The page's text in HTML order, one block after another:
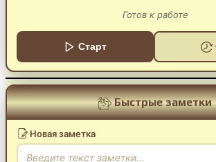
Готов к работе
Старт
Быстрые заметки
Новая заметка